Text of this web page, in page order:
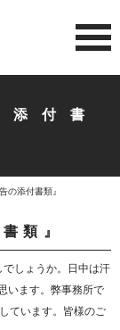
足利市の公認会計士・
添付書
の添付書類』
類』
しょうか。日中は汗
います。弊事務所で
ています。皆様のご